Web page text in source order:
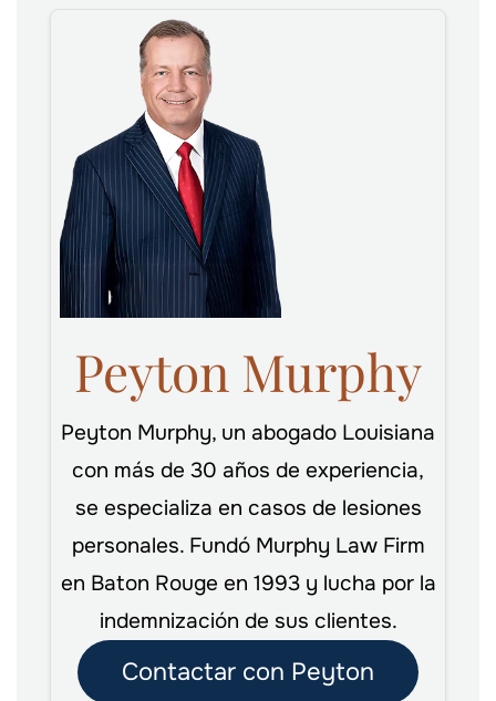
Peyton Murphy
Peyton Murphy, un abogado Louisiana
con más de 30 años de experiencia,
se especializa en casos de lesiones
personales. Fundó Murphy Law Firm
en Baton Rouge en 1993 y lucha por la
indemnización de sus clientes.
Contactar con Peyton